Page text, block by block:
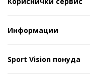
Информации
Sport Vision понуда